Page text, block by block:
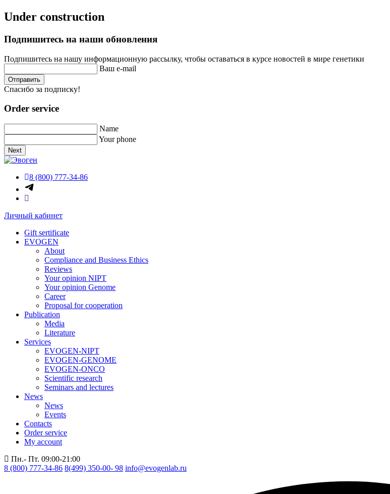
Under construction
Подпишитесь на наши обновления
Подпишитесь на нашу информационную рассылку, чтобы оставаться в курсе новостей в мире генетики
Ваш e-mail
Отправить
Спасибо за подписку!
Order service
Name
Your phone
Next
8 (800) 777-34-86
Личный кабинет
Gift sertificate
EVOGEN
About
Compliance and Business Ethics
Reviews
Your opinion NIPT
Your opinion Genome
Career
Proposal for cooperation
Publication
Media
Literature
Services
EVOGEN-NIPT
EVOGEN-GENOME
EVOGEN-ONCO
Scientific research
Seminars and lectures
News
News
Events
Contacts
Order service
My account
Пн.- Пт. 09:00-21:00
8 (800) 777-34-86 8(499) 350-00- 98 info@evogenlab.ru